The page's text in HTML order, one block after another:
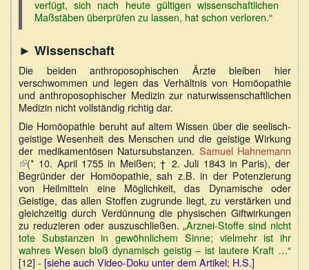
verfügt, sich nach heute gültigen wissenschaftlichen
Maßstäben überprüfen zu lassen, hat schon verloren.“
► Wissenschaft
Die beiden anthroposophischen Ärzte bleiben hier
verschwommen und legen das Verhältnis von Homöopathie
und anthroposophischer Medizin zur naturwissenschaftlichen
Medizin nicht vollständig richtig dar.
Die Homöopathie beruht auf altem Wissen über die seelisch-
geistige Wesenheit des Menschen und die geistige Wirkung
der medikamentösen Natursubstanzen. Samuel Hahnemann
(Link
ist
extern)
(* 10. April 1755 in Meißen; † 2. Juli 1843 in Paris), der
Begründer der Homöopathie, sah z.B. in der Potenzierung
von Heilmitteln eine Möglichkeit, das Dynamische oder
Geistige, das allen Stoffen zugrunde liegt, zu verstärken und
gleichzeitig durch Verdünnung die physischen Giftwirkungen
zu reduzieren oder auszuschließen. „Arznei-Stoffe sind nicht
tote Substanzen in gewöhnlichem Sinne; vielmehr ist ihr
wahres Wesen bloß dynamisch geistig – ist lautere Kraft …“
[12] - [siehe auch Video-Doku unter dem Artikel; H.S.]